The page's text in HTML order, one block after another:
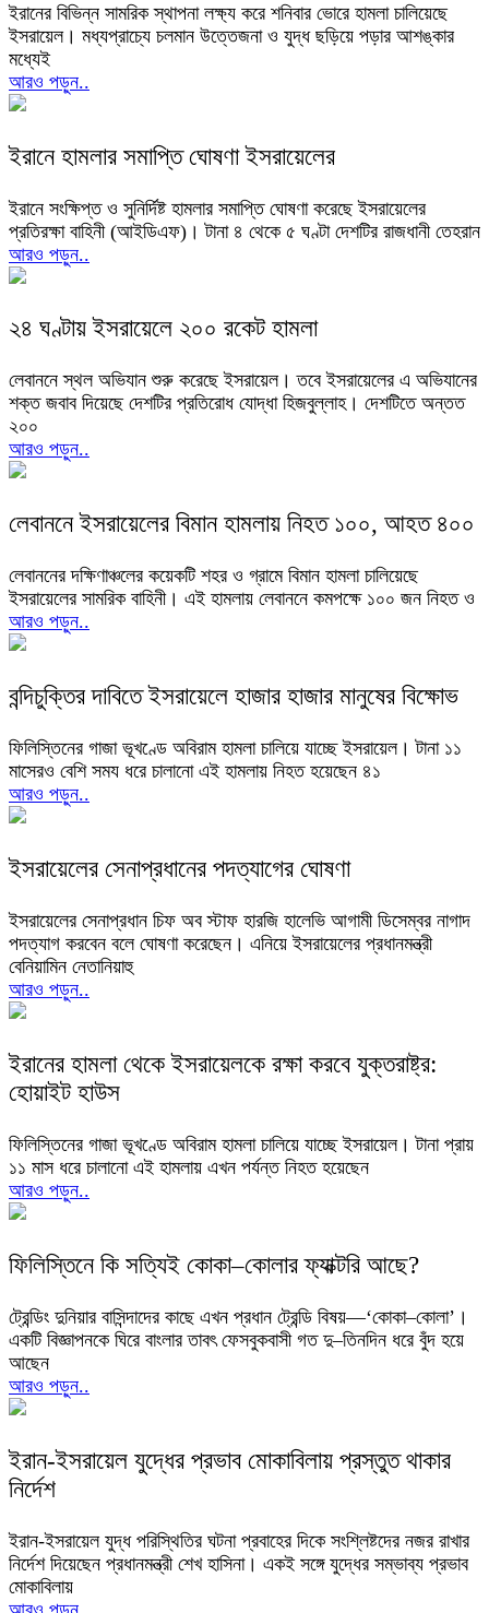
ইরানের বিভিন্ন সামরিক স্থাপনা লক্ষ্য করে শনিবার ভোরে হামলা চালিয়েছে
ইসরায়েল। মধ্যপ্রাচ্যে চলমান উত্তেজনা ও যুদ্ধ ছড়িয়ে পড়ার আশঙ্কার
মধ্যেই
আরও পড়ুন..
ইরানে হামলার সমাপ্তি ঘোষণা ইসরায়েলের
ইরানে সংক্ষিপ্ত ও সুনির্দিষ্ট হামলার সমাপ্তি ঘোষণা করেছে ইসরায়েলের
প্রতিরক্ষা বাহিনী (আইডিএফ)। টানা ৪ থেকে ৫ ঘণ্টা দেশটির রাজধানী তেহরান
আরও পড়ুন..
২৪ ঘণ্টায় ইসরায়েলে ২০০ রকেট হামলা
লেবাননে স্থল অভিযান শুরু করেছে ইসরায়েল। তবে ইসরায়েলের এ অভিযানের
শক্ত জবাব দিয়েছে দেশটির প্রতিরোধ যোদ্ধা হিজবুল্লাহ। দেশটিতে অন্তত
২০০
আরও পড়ুন..
লেবাননে ইসরায়েলের বিমান হামলায় নিহত ১০০, আহত ৪০০
লেবাননের দক্ষিণাঞ্চলের কয়েকটি শহর ও গ্রামে বিমান হামলা চালিয়েছে
ইসরায়েলের সামরিক বাহিনী। এই হামলায় লেবাননে কমপক্ষে ১০০ জন নিহত ও
আরও পড়ুন..
বন্দিচুক্তির দাবিতে ইসরায়েলে হাজার হাজার মানুষের বিক্ষোভ
ফিলিস্তিনের গাজা ভূখণ্ডে অবিরাম হামলা চালিয়ে যাচ্ছে ইসরায়েল। টানা ১১
মাসেরও বেশি সময ধরে চালানো এই হামলায় নিহত হয়েছেন ৪১
আরও পড়ুন..
ইসরায়েলের সেনাপ্রধানের পদত্যাগের ঘোষণা
ইসরায়েলের সেনাপ্রধান চিফ অব স্টাফ হারজি হালেভি আগামী ডিসেম্বর নাগাদ
পদত্যাগ করবেন বলে ঘোষণা করেছেন। এনিয়ে ইসরায়েলের প্রধানমন্ত্রী
বেনিয়ামিন নেতানিয়াহু
আরও পড়ুন..
ইরানের হামলা থেকে ইসরায়েলকে রক্ষা করবে যুক্তরাষ্ট্র:
হোয়াইট হাউস
ফিলিস্তিনের গাজা ভূখণ্ডে অবিরাম হামলা চালিয়ে যাচ্ছে ইসরায়েল। টানা প্রায়
১১ মাস ধরে চালানো এই হামলায় এখন পর্যন্ত নিহত হয়েছেন
আরও পড়ুন..
ফিলিস্তিনে কি সত্যিই কোকা–কোলার ফ্যাক্টরি আছে?
ট্রেন্ডিং দুনিয়ার বাসিন্দাদের কাছে এখন প্রধান ট্রেন্ডি বিষয়—‘কোকা–কোলা’।
একটি বিজ্ঞাপনকে ঘিরে বাংলার তাবৎ ফেসবুকবাসী গত দু–তিনদিন ধরে বুঁদ হয়ে
আছেন
আরও পড়ুন..
ইরান-ইসরায়েল যুদ্ধের প্রভাব মোকাবিলায় প্রস্তুত থাকার
নির্দেশ
ইরান-ইসরায়েল যুদ্ধ পরিস্থিতির ঘটনা প্রবাহের দিকে সংশ্লিষ্টদের নজর রাখার
নির্দেশ দিয়েছেন প্রধানমন্ত্রী শেখ হাসিনা। একই সঙ্গে যুদ্ধের সম্ভাব্য প্রভাব
মোকাবিলায়